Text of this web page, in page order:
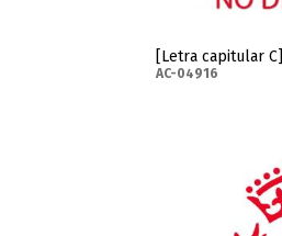
[Letra capitular C]
AC-04916